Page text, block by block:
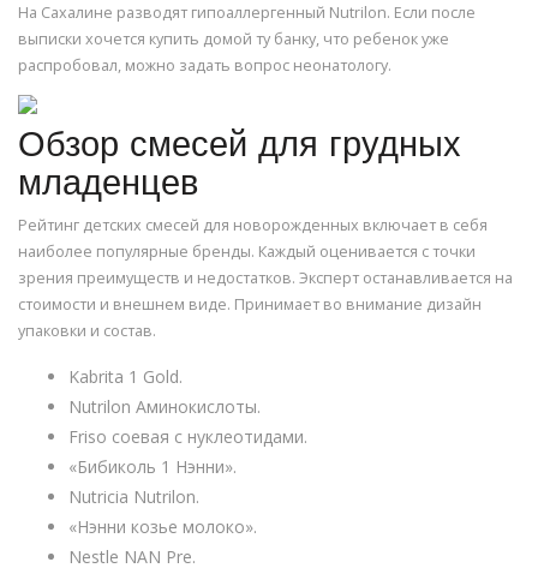
На Сахалине разводят гипоаллергенный Nutrilon. Если после
выписки хочется купить домой ту банку, что ребенок уже
распробовал, можно задать вопрос неонатологу.
Обзор смесей для грудных
младенцев
Рейтинг детских смесей для новорожденных включает в себя
наиболее популярные бренды. Каждый оценивается с точки
зрения преимуществ и недостатков. Эксперт останавливается на
стоимости и внешнем виде. Принимает во внимание дизайн
упаковки и состав.
Kabrita 1 Gold.
Nutrilon Аминокислоты.
Friso соевая с нуклеотидами.
«Бибиколь 1 Нэнни».
Nutricia Nutrilon.
«Нэнни козье молоко».
Nestle NAN Pre.